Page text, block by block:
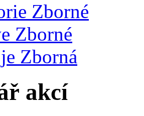
Zborné
Zborné
Zborná
akcí